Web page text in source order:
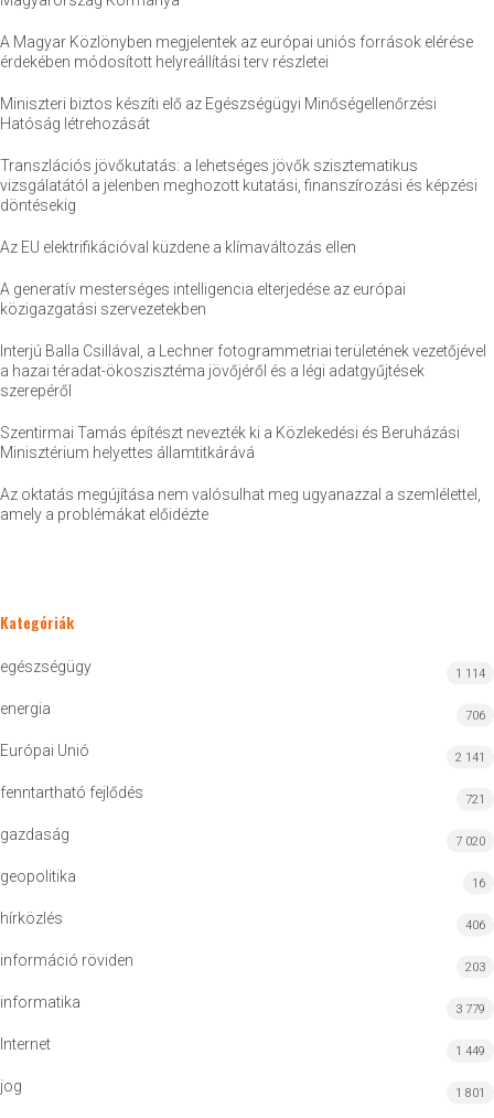
A Magyar Közlönyben megjelentek az európai uniós források elérése
érdekében módosított helyreállítási terv részletei
Miniszteri biztos készíti elő az Egészségügyi Minőségellenőrzési
Hatóság létrehozását
Transzlációs jövőkutatás: a lehetséges jövők szisztematikus
vizsgálatától a jelenben meghozott kutatási, finanszírozási és képzési
döntésekig
Az EU elektrifikációval küzdene a klímaváltozás ellen
A generatív mesterséges intelligencia elterjedése az európai
közigazgatási szervezetekben
Interjú Balla Csillával, a Lechner fotogrammetriai területének vezetőjével
a hazai téradat-ökoszisztéma jövőjéről és a légi adatgyűjtések
szerepéről
Szentirmai Tamás építészt nevezték ki a Közlekedési és Beruházási
Minisztérium helyettes államtitkárává
Az oktatás megújítása nem valósulhat meg ugyanazzal a szemlélettel,
amely a problémákat előidézte
Kategóriák
egészségügy 1 114
energia 706
Európai Unió 2 141
fenntartható fejlődés 721
gazdaság 7 020
geopolitika 16
hírközlés 406
információ röviden 203
informatika 3 779
Internet 1 449
jog 1 801